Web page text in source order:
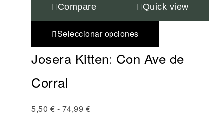
Compare Quick view
Seleccionar opciones
Josera Kitten: Con Ave de
Corral
5,50 € - 74,99 €